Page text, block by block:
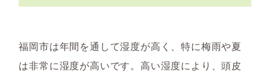
福岡市は年間を通して湿度が高く、特に梅雨や夏
は非常に湿度が高いです。高い湿度により、頭皮